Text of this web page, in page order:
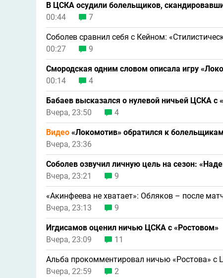
В ЦСКА осудили болельщиков,
00:44
7
Соболев сравнил себя с Кейном:
00:27
9
Смородская одним словом описала игру
00:14
4
Бабаев высказался о нулевой ничьей ЦСКА с
Вчера, 23:50
4
Видео «Локомотив» обратился к
Вчера, 23:36
Соболев озвучил личную цель на сезон:
Вчера, 23:21
9
«Акинфеева не хватает»: Обляков – после
Вчера, 23:13
9
Игдисамов оценил ничью ЦСКА с «Ростовом»
Вчера, 23:09
11
Альба прокомментировал ничью «Ростова» с
Вчера, 22:59
2